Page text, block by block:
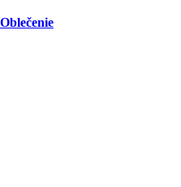
Oblečenie